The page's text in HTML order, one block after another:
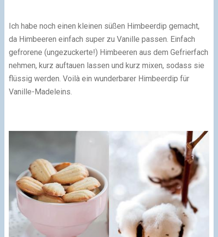
Ich habe noch einen kleinen süßen Himbeerdip gemacht,
da Himbeeren einfach super zu Vanille passen. Einfach
gefrorene (ungezuckerte!) Himbeeren aus dem Gefrierfach
nehmen, kurz auftauen lassen und kurz mixen, sodass sie
flüssig werden. Voilà ein wunderbarer Himbeerdip für
Vanille-Madeleins.